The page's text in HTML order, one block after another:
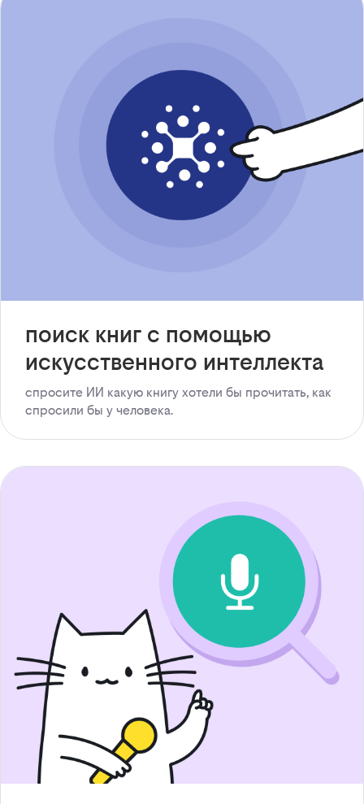
поиск книг с помощью
искусственного интеллекта
спросите ИИ какую книгу хотели бы прочитать, как
спросили бы у человека.